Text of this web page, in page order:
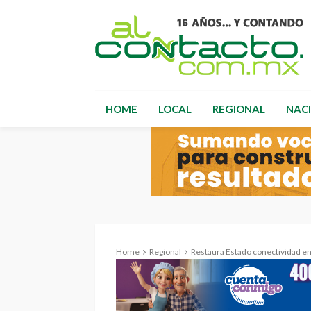
HOME LOCAL REGIONAL
Home Regional Restaura Estado conectividad